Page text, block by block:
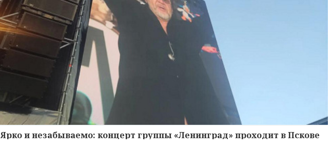
Ярко и незабываемо: концерт группы «Ленинград» проходит в Пскове